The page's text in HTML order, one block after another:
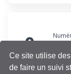
Ce site utilise
de faire un suivi
0